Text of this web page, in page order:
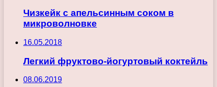
Чизкейк с апельсинным соком в
микроволновке
16.05.2018
Легкий фруктово-йогуртовый коктейль
08.06.2019